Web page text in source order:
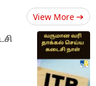
View More